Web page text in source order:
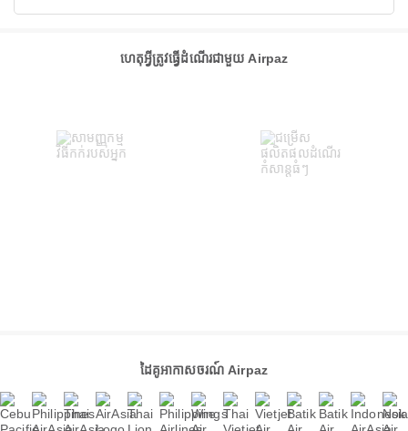
ហេតុអ្វីត្រូវធ្វើដំណើរជាមួយ Airpaz
ដៃគូអាកាសចរណ៍ Airpaz